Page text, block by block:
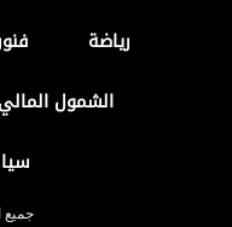
رياضة
الشمول المالي